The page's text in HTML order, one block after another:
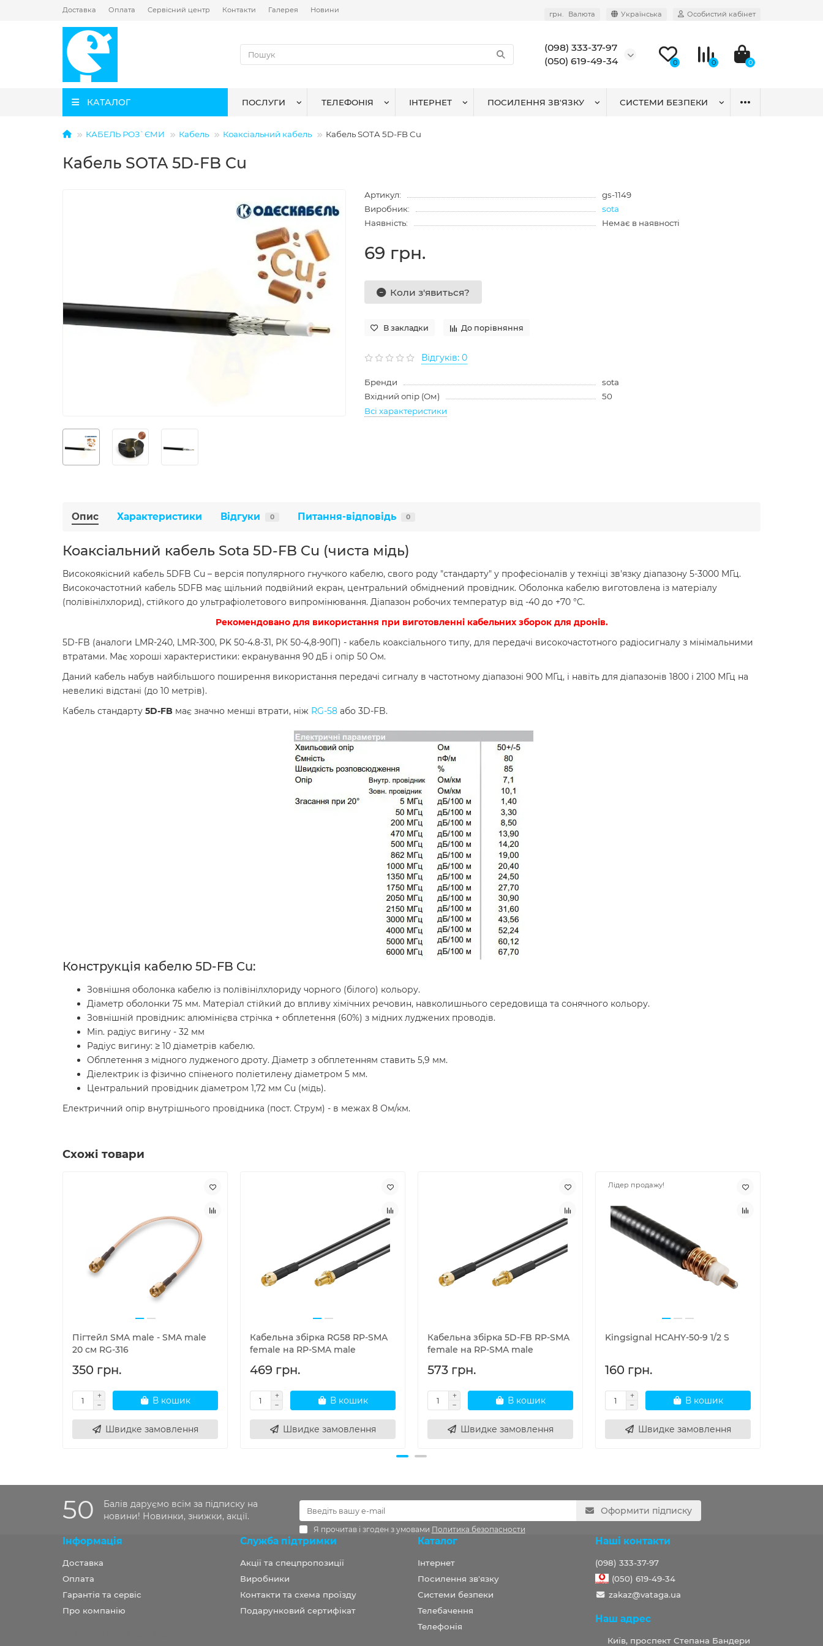
Доставка Оплата Сервісний центр Контакти Галерея Новини грн. Валюта Українська Особистий кабінет
(098) 333-37-97
(050) 619-49-34
0 0 0
КАТАЛОГ ПОСЛУГИ ТЕЛЕФОНІЯ ІНТЕРНЕТ ПОСИЛЕННЯ ЗВ'ЯЗКУ СИСТЕМИ БЕЗПЕКИ
КАБЕЛЬ РОЗ`ЄМИ Кабель Коаксіальний кабель Кабель SOTA 5D-FB Cu
Кабель SOTA 5D-FB Cu
Артикул:
gs-1149
Виробник:
sota
Наявність:
Немає в наявності
69 грн.
Коли з'явиться?
В закладки До порівняння
Відгуків: 0
Бренди
sota
Вхідний опір (Ом)
50
Всі характеристики
Опис Характеристики Відгуки 0 Питання-відповідь 0
Коаксіальний кабель Sota 5D-FB Cu (чиста мідь)
Високоякісний кабель 5DFB Cu – версія популярного гнучкого кабелю, свого роду "стандарту" у професіоналів у техніці зв'язку діапазону 5-3000 МГц.
Високочастотний кабель 5DFB має щільний подвійний екран, центральний обміднений провідник. Оболонка кабелю виготовлена із матеріалу
(полівінілхлорид), стійкого до ультрафіолетового випромінювання. Діапазон робочих температур від -40 до +70 °C.
Рекомендовано для використання при виготовленні кабельних зборок для дронів.
5D-FB (аналоги LMR-240, LMR-300, PK 50-4.8-31, РК 50-4,8-90П) - кабель коаксіального типу, для передачі високочастотного радіосигналу з мінімальними
втратами. Має хороші характеристики: екранування 90 дБ і опір 50 Ом.
Даний кабель набув найбільшого поширення використання передачі сигналу в частотному діапазоні 900 МГц, і навіть для діапазонів 1800 і 2100 МГц на
невеликі відстані (до 10 метрів).
Кабель стандарту 5D-FB має значно менші втрати, ніж RG-58 або 3D-FB.
Конструкція кабелю 5D-FB Cu:
Зовнішня оболонка кабелю із полівінілхлориду чорного (білого) кольору.
Діаметр оболонки 75 мм. Матеріал стійкий до впливу хімічних речовин, навколишнього середовища та сонячного кольору.
Зовнішній провідник: алюмінієва стрічка + обплетення (60%) з мідних луджених проводів.
Min. радіус вигину - 32 мм
Радіус вигину: ≥ 10 діаметрів кабелю.
Обплетення з мідного лудженого дроту. Діаметр з обплетенням ставить 5,9 мм.
Діелектрик із фізично спіненого поліетилену діаметром 5 мм.
Центральний провідник діаметром 1,72 мм Cu (мідь).
Електричний опір внутрішнього провідника (пост. Струм) - в межах 8 Ом/км.
Схожі товари
Пігтейл SMA male - SMA male
20 см RG-316
350 грн.
В кошик
Швидке замовлення
Кабельна збірка RG58 RP-SMA
female на RP-SMA male
469 грн.
В кошик
Швидке замовлення
Кабельна збірка 5D-FB RP-SMA
female на RP-SMA male
573 грн.
В кошик
Швидке замовлення
Лідер продажу!
Kingsignal HCAHY-50-9 1/2 S
160 грн.
В кошик
Швидке замовлення
50
Балів даруємо всім за підписку на
новини! Новинки, знижки, акції.
Оформити підписку
Я прочитав і згоден з умовами Политика безопасности
Інформація
Доставка
Оплата
Гарантія та сервіс
Про компанію
Служба підтримки
Акції та спецпропозиції
Виробники
Контакти та схема проїзду
Подарунковий сертифікат
Каталог
Інтернет
Посилення зв'язку
Системи безпеки
Телебачення
Телефонія
Наші контакти
(098) 333-37-97
(050) 619-49-34
zakaz@vataga.ua
Наш адрес
Київ, проспект Степана Бандери